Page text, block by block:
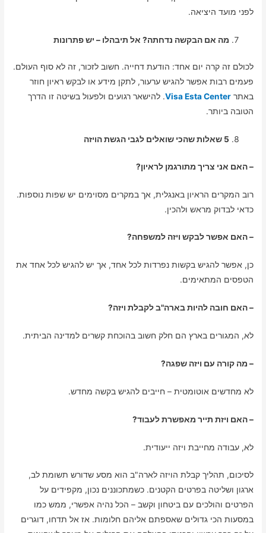
לפני מועד היציאה.
מה אם הבקשה נדחתה? אל תיבהלו – יש פתרונות
לכולם זה קרה יום אחד: הודעת דחייה. חשוב לזכור, זה לא סוף העולם.
פעמים רבות אפשר להגיש ערעור, לתקן מידע או לבקש ראיון חוזר
באתרVisa Esta Center. להישאר רגועים ולפעול בשיטה זו הדרך
הטובה ביותר.
5 שאלות שהכי שואלים לגבי הגשת הויזה
– האם אני צריך מתורגמן לראיון?
רוב המקרים הראיון באנגלית, אך במקרים מסוימים יש שפות נוספות.
כדאי לבדוק מראש ולהכין.
– האם אפשר לבקש ויזה למשפחה?
כן, אפשר להגיש בקשות נפרדות לכל אחד, אך יש להגיש לכל אחד את
הטפסים המתאימים.
– האם חובה להיות בארה"ב לקבלת ויזה?
לא, המגורים בארץ הם חלק חשוב בהוכחת קשרים למדינה הביתית.
– מה קורה עם ויזה שפגה?
לא מחדשים אוטומטית – חייבים להגיש בקשה מחדש.
– האם ויזת תייר מאפשרת לעבוד?
לא, עבודה מחייבת ויזה ייעודית.
לסיכום, תהליך קבלת הויזה לארה"ב הוא מסע שדורש תשומת לב,
ארגון ושליטה בפרטים הקטנים. כשמתכוננים נכון, מקפידים על
הפרטים והולכים עם ביטחון וקשב – הכל נהיה אפשרי, ממש כמו
במסעות הכי גדולים שאספתם אליהם חלומות. אז אל תדחו, דוגרים